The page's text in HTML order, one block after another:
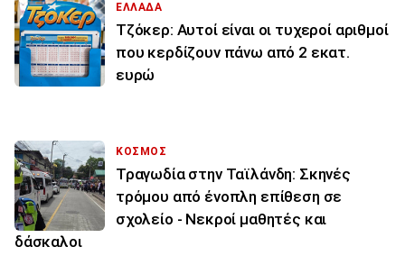
ΕΛΛΑΔΑ
Τζόκερ: Αυτοί είναι οι τυχεροί αριθμοί
που κερδίζουν πάνω από 2 εκατ.
ευρώ
ΚΟΣΜΟΣ
Τραγωδία στην Ταϊλάνδη: Σκηνές
τρόμου από ένοπλη επίθεση σε
σχολείο - Νεκροί μαθητές και
δάσκαλοι